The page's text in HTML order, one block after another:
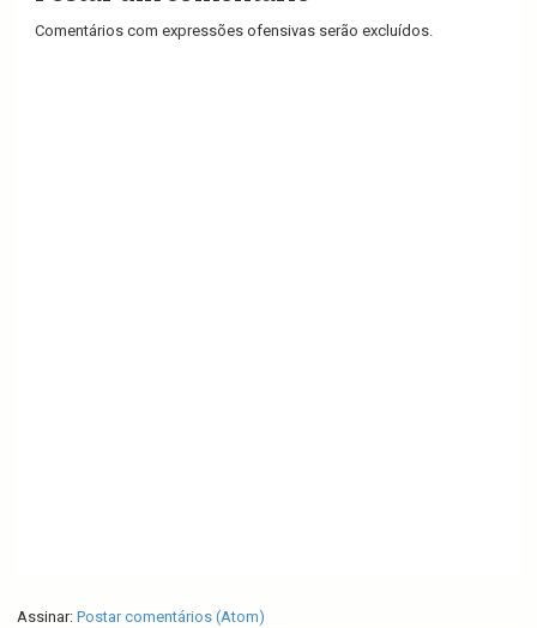
Comentários com expressões ofensivas serão excluídos.
Assinar: Postar comentários (Atom)